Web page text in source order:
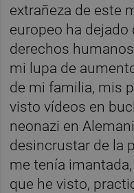
extrañeza de este
europeo ha
derechos
mi lupa de
de mi familia, mis
visto vídeos en
neonazi en
desincrustar de la
me tenía
que he visto,